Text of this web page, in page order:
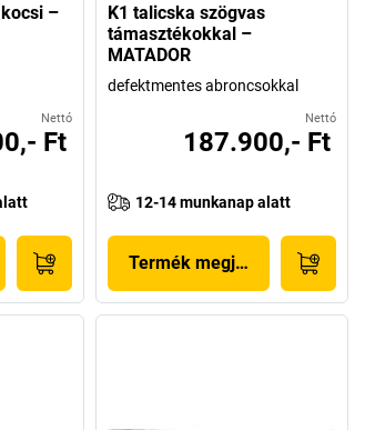
–
Nettó
Ft
K1 talicska szögvas
támasztékokkal –
MATADOR
defektmentes abroncsokkal
Nettó
187.900,- Ft
12-14 munkanap alatt
Termék megjelenítése